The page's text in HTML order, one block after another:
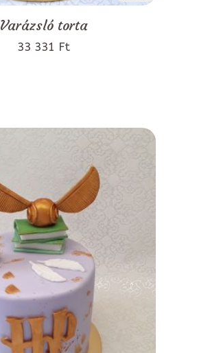
Varázsló torta
33 331 Ft